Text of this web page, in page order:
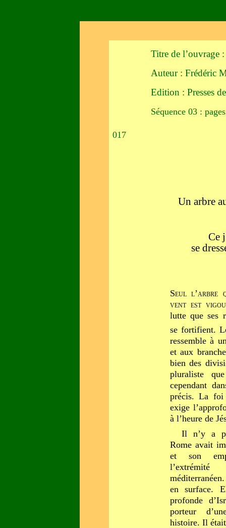
Titre de l’ouvrage
Auteur : Frédéric
Edition : Presses
Séquence 03 :
017
Un arbre
Ce
se
Seul l’arbre
vent est
lutte que ses
se fortifient.
ressemble à
et aux
bien des
pluraliste
cependant
précis. La foi
exige
à l’heure de
Il n’y a
Rome avait
et son
en surface.
profonde
porteur
histoire. Il